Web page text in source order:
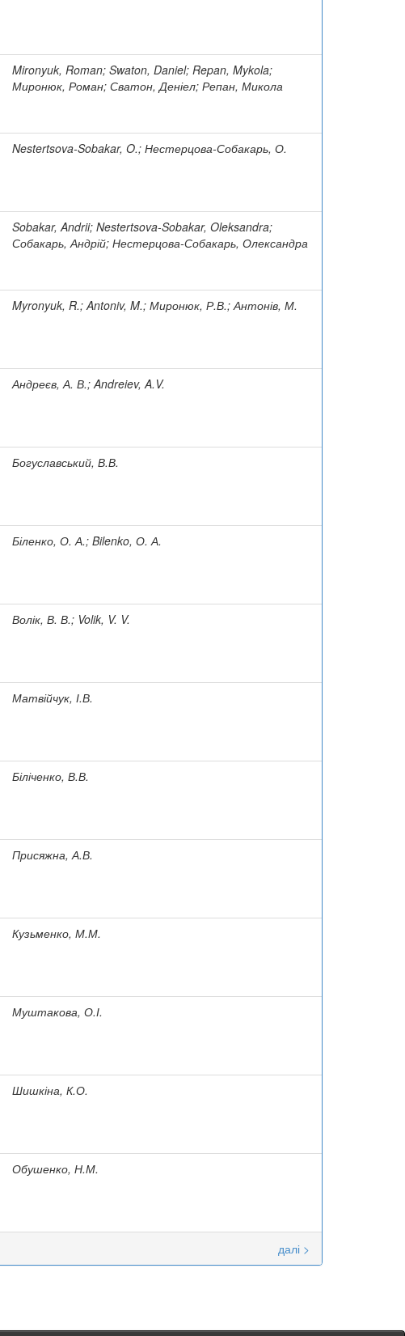
Mironyuk, Roman; Swaton, Daniel; Repan, Mykola;
Миронюк, Роман; Сватон, Деніел; Репан, Микола
Nestertsova-Sobakar, O.; Нестерцова-Собакарь, О.
Sobakar, Andrii; Nestertsova-Sobakar, Oleksandra;
Собакарь, Андрій; Нестерцова-Собакарь, Олександра
Myronyuk, R.; Antoniv, M.; Миронюк, Р.В.; Антонів, М.
Андреєв, А. В.; Andreiev, A.V.
Богуславський, В.В.
Біленко, О. А.; Bilenko, О. А.
Волік, В. В.; Volik, V. V.
Матвійчук, І.В.
Біліченко, В.В.
Присяжна, А.В.
Кузьменко, М.М.
Муштакова, О.І.
Шишкіна, К.О.
Обушенко, Н.М.
далі >